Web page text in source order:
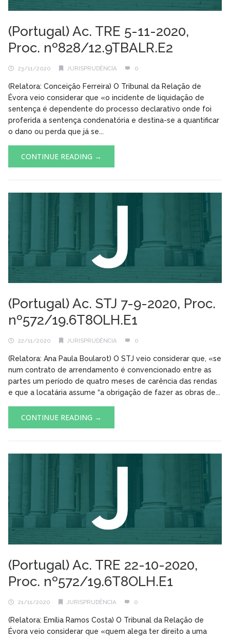
(Portugal) Ac. TRE 5-11-2020,
Proc. nº828/12.9TBALR.E2
23/11/2020 JURISPRUDÊNCIA 0
(Relatora: Conceição Ferreira) O Tribunal da Relação de
Évora veio considerar que «o incidente de liquidação de
sentença é dependente do processo declarativo onde foi
proferida a sentença condenatória e destina-se a quantificar
o dano ou perda que já se...
CONTINUE READING →
(Portugal) Ac. STJ 7-9-2020, Proc.
nº572/19.6T8OLH.E1
22/11/2020 JURISPRUDÊNCIA 0
(Relatora: Ana Paula Boularot) O STJ veio considerar que, «se
num contrato de arrendamento é convencionado entre as
partes um período de quatro meses de carência das rendas
e que a locatária assume “a obrigação de fazer as obras de...
CONTINUE READING →
(Portugal) Ac. TRE 22-10-2020,
Proc. nº572/19.6T8OLH.E1
21/11/2020 JURISPRUDÊNCIA 0
(Relatora: Emília Ramos Costa) O Tribunal da Relação de
Évora veio considerar que «quem alega ter direito a uma